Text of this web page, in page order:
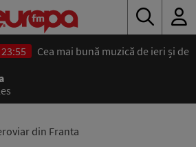
Cea mai bună muzică de ieri și de
din Franta